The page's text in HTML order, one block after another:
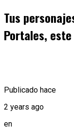
Tus
Portales,
Publicado hace
2 years ago
en